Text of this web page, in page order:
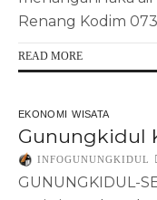
Renang Kodim
READ MORE
EKONOMI WISATA
Gunungkidul
INFOGUNUNGKIDUL
GUNUNGKIDUL-